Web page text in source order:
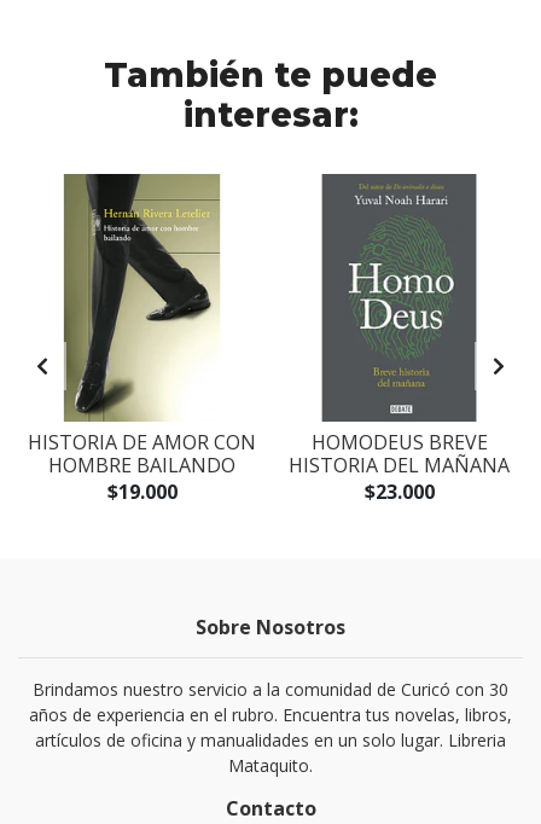
También te puede
interesar:
HISTORIA DE AMOR CON
HOMBRE BAILANDO
$19.000
HOMODEUS BREVE
HISTORIA DEL MAÑANA
$23.000
Sobre Nosotros
Brindamos nuestro servicio a la comunidad de Curicó con 30
años de experiencia en el rubro. Encuentra tus novelas, libros,
artículos de oficina y manualidades en un solo lugar. Libreria
Mataquito.
Contacto